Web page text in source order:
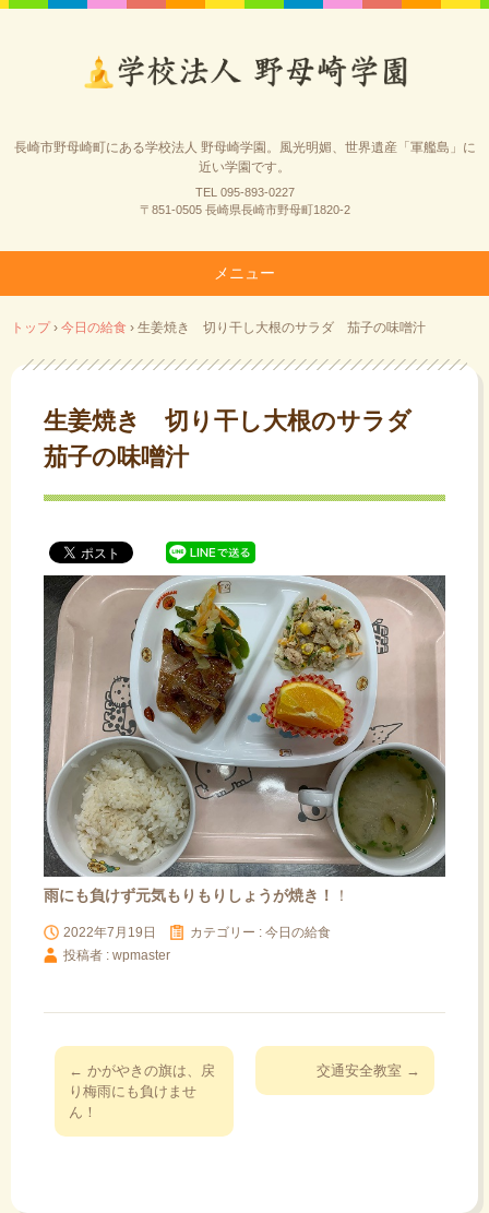
長崎市野母崎町にある学校法人 野母崎学園。風光明媚、世界遺産「軍艦島」に
近い学園です。
TEL 095-893-0227
〒851-0505 長崎県長崎市野母町1820-2
メニュー
ン
テ
トップ › 今日の給食 › 生姜焼き 切り干し大根のサラダ 茄子の味噌汁
生姜焼き 切り干し大根のサラダ
茄子の味噌汁
雨にも負けず元気もりもりしょうが焼き！ ！
2022年7月19日 カテゴリー : 今日の給食
投稿者 : wpmaster
投
稿
ナ
ビ
← かがやきの旗は、戻
り梅雨にも負けませ
ん！
交通安全教室 →